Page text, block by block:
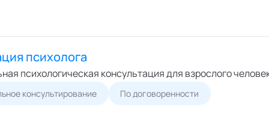
психолога
психологическая консультация для взрослого
консультирование По договоренности